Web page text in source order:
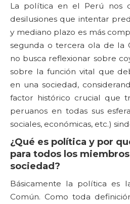
La política en el Perú nos
desilusiones que intentar
y mediano plazo es más
segunda o tercera ola de la
no busca reflexionar sobre
sobre la función vital que
en una sociedad,
factor histórico crucial que
peruanos en todas sus
sociales, económicas, etc.)
¿Qué es política y por
para todos los
sociedad?
Básicamente la política es
Común. Como toda